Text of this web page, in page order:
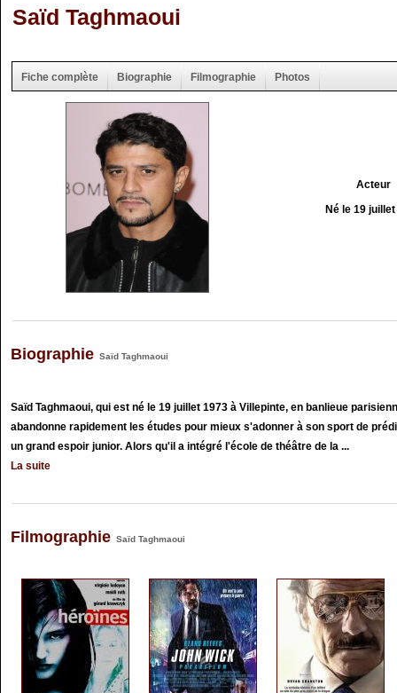
Saïd Taghmaoui
Fiche complète Biographie Filmographie Photos
Acteur
Né le 19
Biographie Saïd Taghmaoui
Saïd Taghmaoui, qui est né le 19 juillet 1973 à Villepinte, en banlieue
abandonne rapidement les études pour mieux s'adonner à son sport de
un grand espoir junior. Alors qu'il a intégré l'école de théâtre de la ...
La suite
Filmographie Saïd Taghmaoui